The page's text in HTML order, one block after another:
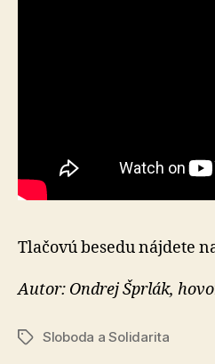
Tlačovú besedu nájdete
Autor: Ondrej Šprlák,
ZnačkySloboda a Solidarita